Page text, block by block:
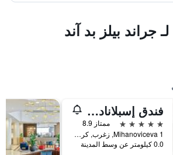
جراند بيلز بد آند
فندق إسبلاناده زغرب
5 نجوم
ممتاز 8.9
Mihanoviceva 1, زغرب, كرواتيا
0.0 كيلومتر عن وسط المدينة